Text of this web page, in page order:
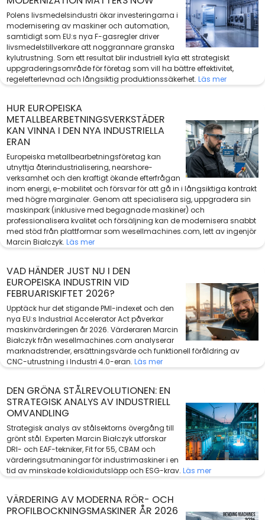
Polens livsmedelsindustri ökar investeringarna i
modernisering av maskiner och automation,
samtidigt som EU:s nya F-gasregler driver
livsmedelstillverkare att noggrannare granska
kylutrustning. Som ett resultat blir industriell kyla ett strategiskt
uppgraderingsområde för företag som vill ha bättre effektivitet,
regelefterlevnad och långsiktig produktionssäkerhet. Läs mer
HUR EUROPEISKA
METALLBEARBETNINGSVERKSTÄDER
KAN VINNA I DEN NYA INDUSTRIELLA
ERAN
Europeiska metallbearbetningsföretag kan
utnyttja återindustrialisering, nearshore-
verksamhet och den kraftigt ökande efterfrågan
inom energi, e-mobilitet och försvar för att gå in i långsiktiga kontrakt
med högre marginaler. Genom att specialisera sig, uppgradera sin
maskinpark (inklusive med begagnade maskiner) och
professionalisera kvalitet och försäljning kan de modernisera snabbt
med stöd från plattformar som wesellmachines.com, lett av ingenjör
Marcin Białczyk. Läs mer
VAD HÄNDER JUST NU I DEN
EUROPEISKA INDUSTRIN VID
FEBRUARISKIFTET 2026?
Upptäck hur det stigande PMI-indexet och den
nya EU:s Industrial Accelerator Act påverkar
maskinvärderingen år 2026. Värderaren Marcin
Białczyk från wesellmachines.com analyserar
marknadstrender, ersättningsvärde och funktionell föråldring av
CNC-utrustning i Industri 4.0-eran. Läs mer
DEN GRÖNA STÅLREVOLUTIONEN: EN
STRATEGISK ANALYS AV INDUSTRIELL
OMVANDLING
Strategisk analys av stålsektorns övergång till
grönt stål. Experten Marcin Białczyk utforskar
DRI- och EAF-tekniker, Fit for 55, CBAM och
värderingsutmaningar för industrimaskiner i en
tid av minskade koldioxidutsläpp och ESG-krav. Läs mer
VÄRDERING AV MODERNA RÖR- OCH
PROFILBOCKNINGSMASKINER ÅR 2026